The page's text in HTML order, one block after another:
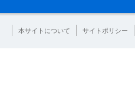
本サイトについて サイトポリシー